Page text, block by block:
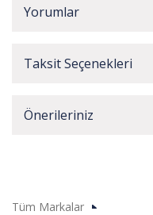
Yorumlar
Taksit Seçenekleri
Önerileriniz
Tüm Markalar